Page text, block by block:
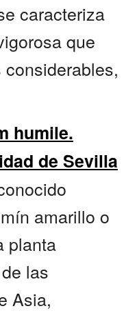
caracteriza
que
humile.
de Sevilla
amarillo o
planta
las
Asia,